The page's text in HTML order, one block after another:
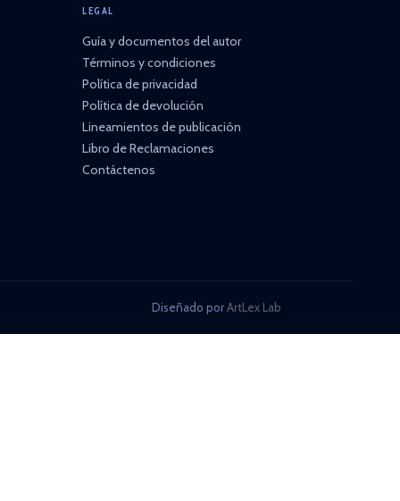
LEGAL
Guía y documentos del autor
Términos y condiciones
Política de privacidad
Política de devolución
Lineamientos de publicación
Libro de Reclamaciones
Contáctenos
Diseñado porArtLex Lab